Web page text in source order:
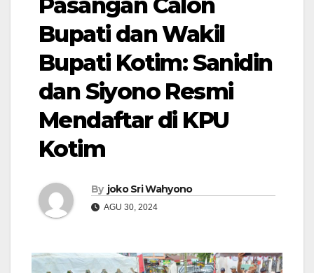
Pasangan Calon
Bupati dan Wakil
Bupati Kotim: Sanidin
dan Siyono Resmi
Mendaftar di KPU
Kotim
By joko Sri Wahyono
AGU 30, 2024